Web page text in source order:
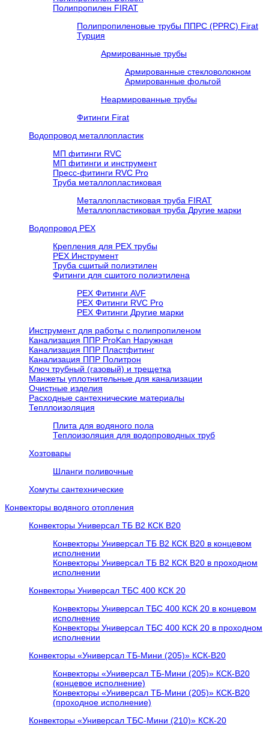
Полипропилен FIRAT
Полипропиленовые трубы ППРС (PPRC) Firat
Турция
Армированные трубы
Армированные стекловолокном
Армированные фольгой
Неармированные трубы
Фитинги Firat
Водопровод металлопластик
МП фитинги RVC
МП фитинги и инструмент
Пресс-фитинги RVC Pro
Труба металлопластиковая
Металлопластиковая труба FIRAT
Металлопластиковая труба Другие марки
Водопровод РЕХ
Крепления для РЕХ трубы
РЕХ Инструмент
Труба сшитый полиэтилен
Фитинги для сшитого полиэтилена
PEX Фитинги AVF
РЕХ Фитинги RVC Pro
РЕХ Фитинги Другие марки
Инструмент для работы с полипропиленом
Канализация ППР ProKan Наружная
Канализация ППР Пластфитинг
Канализация ППР Политрон
Ключ трубный (газовый) и трещетка
Манжеты уплотнительные для канализации
Очистные изделия
Расходные сантехнические материалы
Тепллоизоляция
Плита для водяного пола
Теплоизоляция для водопроводных труб
Хозтовары
Шланги поливочные
Хомуты сантехнические
Конвекторы водяного отопления
Конвекторы Универсал ТБ В2 КСК В20
Конвекторы Универсал ТБ В2 КСК В20 в концевом
исполнении
Конвекторы Универсал ТБ В2 КСК В20 в проходном
исполнении
Конвекторы Универсал ТБС 400 КСК 20
Конвекторы Универсал ТБС 400 КСК 20 в концевом
исполнение
Конвекторы Универсал ТБС 400 КСК 20 в проходном
исполнении
Конвекторы «Универсал ТБ-Мини (205)» КСК-В20
Конвекторы «Универсал ТБ-Мини (205)» КСК-В20
(концевое исполнение)
Конвекторы «Универсал ТБ-Мини (205)» КСК-В20
(проходное исполнение)
Конвекторы «Универсал ТБС-Мини (210)» КСК-20